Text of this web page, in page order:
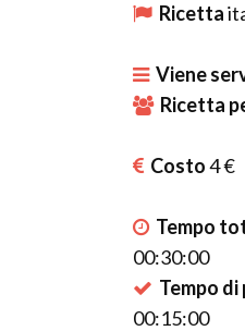
Ricetta
Viene
Ricetta
Costo4 €
Tempo
00:30:00
Tempo
00:15:00